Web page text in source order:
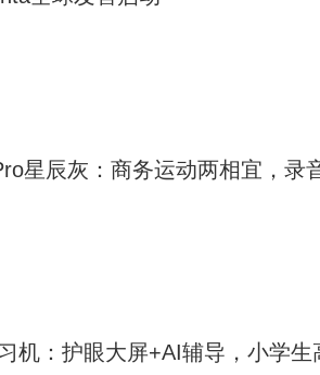
星辰灰：商务运动两相宜，录
机：护眼大屏+AI辅导，小学生